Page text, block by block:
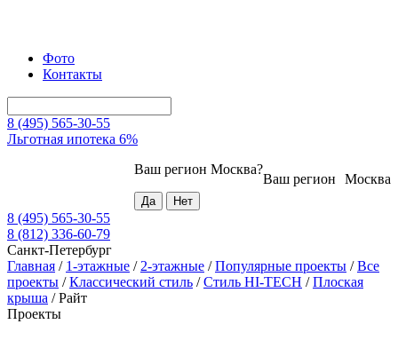
Фото
Контакты
8 (495) 565-30-55
Льготная ипотека 6%
Москва
Ваш регион
Ваш регион Москва?
8 (495) 565-30-55
8 (812) 336-60-79
Санкт-Петербург
Главная / 1-этажные / 2-этажные /Популярные проекты /Все
проекты /Классический стиль /Стиль HI-TECH /Плоская
крыша /Райт
Проекты